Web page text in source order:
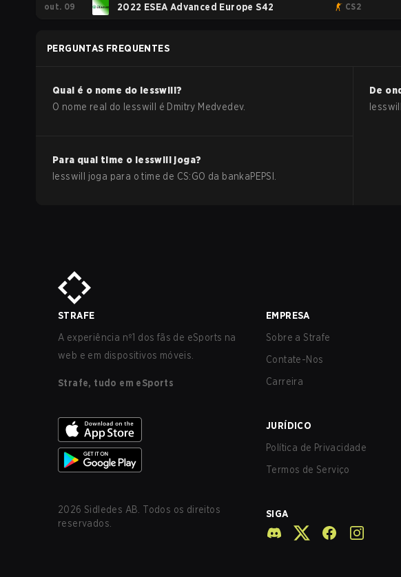
out. 09 2022 ESEA Advanced Europe S42 CS2
PERGUNTAS FREQUENTES
Qual é o nome do lesswill?
O nome real do lesswill é Dmitry Medvedev.
De
lesswill
Para qual time o lesswill joga?
lesswill
joga para o time de CS:GO da bankaPEPSI
STRAFE
A experiência nº1 dos fãs de eSports na
web e em dispositivos móveis.
Strafe, tudo em eSports
2026 Sidledes AB. Todos os direitos
reservados.
EMPRESA
Sobre a Strafe
Contate-Nos
Carreira
JURÍDICO
Política de Privacidade
Termos de Serviço
SIGA